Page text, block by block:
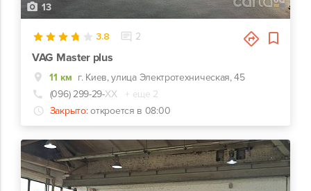
13
3.8 2
VAG Master plus
11 км г. Киев, улица Электротехническая, 45
(096) 299-29-ХХ
+ еще 2
Закрыто: откроется в 08:00